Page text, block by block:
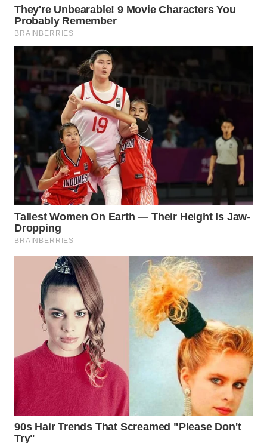
MADURA
WN
SURABAYA
WN
NATUNA
BINTAN
WN
MANDALIKA
WN
LIKUPANG
WN
LABUANBAJO
WN
BORNEO
Media
Group
WAHANA
NEWS
WAHANA